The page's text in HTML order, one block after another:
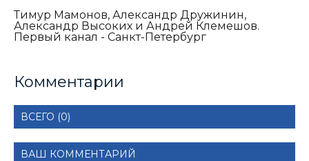
Тимур Мамонов, Александр Дружинин,
Александр Высоких и Андрей Клемешов.
Первый канал - Санкт-Петербург
Комментарии
ВСЕГО (0)
ВАШ КОММЕНТАРИЙ